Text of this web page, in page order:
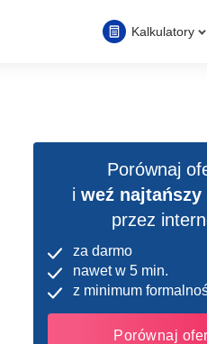
Kalkulatory
Porównaj
iweź
przez
za darmo
nawet w 5 min.
z minimum
Porównaj